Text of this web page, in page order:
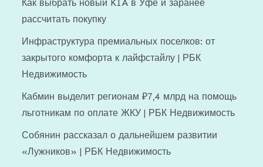
Как выбрать новый KIA в Уфе и заранее
рассчитать покупку
Инфраструктура премиальных поселков: от
закрытого комфорта к лайфстайлу | РБК
Недвижимость
Кабмин выделит регионам ₽7,4 млрд на помощь
льготникам по оплате ЖКУ | РБК Недвижимость
Собянин рассказал о дальнейшем развитии
«Лужников» | РБК Недвижимость